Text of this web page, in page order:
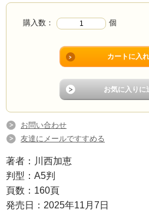
購入数： 個
お問い合わせ
友達にメールですすめる
著者：川西加恵
判型：A5判
頁数：160頁
発売日：2025年11月7日